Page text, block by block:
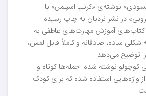
نوشته‌ی «کرنلیا اسپلمن» با
در نشر نردبان به چاپ رسیده.
کتاب‌های آموزش مهارت‌های عاطفی به
ساده، صادقانه و کاملاً قابل لمس،
توضیح می‌دهد.
کوچولو نوشته شده. جمله‌ها کوتاه و
واژه‌هایی استفاده شده که برای کودک